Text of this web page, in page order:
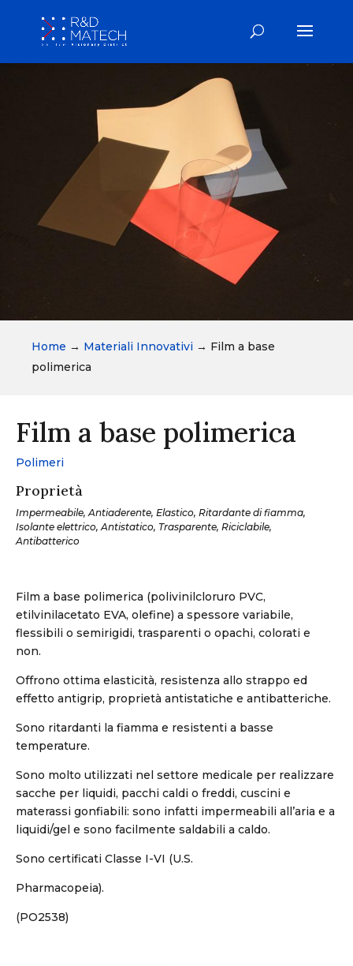
Home → Materiali Innovativi → Film a base
polimerica
Film a base polimerica
Polimeri
Proprietà
Impermeabile, Antiaderente, Elastico, Ritardante di fiamma,
Isolante elettrico, Antistatico, Trasparente, Riciclabile,
Antibatterico
Film a base polimerica (polivinilcloruro PVC,
etilvinilacetato EVA, olefine) a spessore variabile,
flessibili o semirigidi, trasparenti o opachi, colorati e
non.
Offrono ottima elasticità, resistenza allo strappo ed
effetto antigrip, proprietà antistatiche e antibatteriche.
Sono ritardanti la fiamma e resistenti a basse
temperature.
Sono molto utilizzati nel settore medicale per realizzare
sacche per liquidi, pacchi caldi o freddi, cuscini e
materassi gonfiabili: sono infatti impermeabili all’aria e a
liquidi/gel e sono facilmente saldabili a caldo.
Sono certificati Classe I-VI (U.S.
Pharmacopeia).
(PO2538)